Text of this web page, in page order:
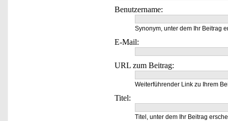
Benutzername:
Synonym, unter dem Ihr Beitrag
E-Mail:
URL zum Beitrag:
Weiterführender Link zu Ihrem
Titel:
Titel, unter dem Ihr Beitrag